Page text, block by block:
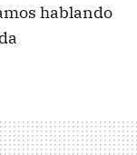
hablando